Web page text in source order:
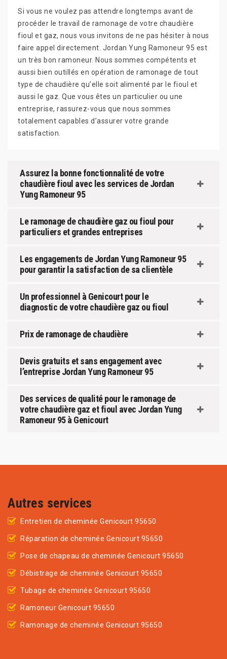
Si vous ne voulez pas attendre longtemps avant de
procéder le travail de ramonage de votre chaudière
fioul et gaz, nous vous invitons de ne pas hésiter à nous
faire appel directement. Jordan Yung Ramoneur 95 est
un très bon ramoneur. Nous sommes compétents et
aussi bien outillés en opération de ramonage de tout
type de chaudière qu’elle soit alimenté par le fioul et
aussi le gaz. Que vous êtes un particulier ou une
entreprise, rassurez-vous que nous sommes
totalement capables d’assurer votre grande
satisfaction.
Assurez la bonne fonctionnalité de votre
chaudière fioul avec les services de Jordan
Yung Ramoneur 95
Le ramonage de chaudière gaz ou fioul pour
particuliers et grandes entreprises
Les engagements de Jordan Yung Ramoneur 95
pour garantir la satisfaction de sa clientèle
Un professionnel à Genicourt pour le
diagnostic de votre chaudière gaz ou fioul
Prix de ramonage de chaudière
Devis gratuits et sans engagement avec
l’entreprise Jordan Yung Ramoneur 95
Des services de qualité pour le ramonage de
votre chaudière gaz et fioul avec Jordan Yung
Ramoneur 95 à Genicourt
Autres services
Entretien de cheminée Genicourt 95650
Réparation de cheminée Genicourt 95650
Pose de chapeau de cheminée Genicourt 95650
Débistrage de cheminée Genicourt 95650
Tubage de cheminée Genicourt 95650
Ramoneur Genicourt 95650
Ramonage de cheminée Genicourt 95650